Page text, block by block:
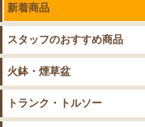
新着商品
スタッフのおすすめ商品
火鉢・煙草盆
トランク・トルソー